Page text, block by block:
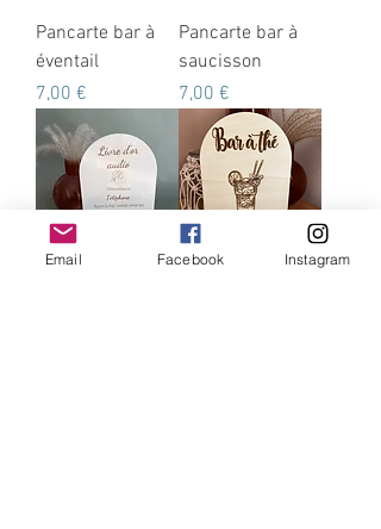
Pancarte bar à
éventail
Prix
7,00 €
Pancarte bar à
saucisson
Prix
7,00 €
Email Facebook Instagram